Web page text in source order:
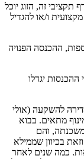
חודשי של כ- 3000 ₪. מעודף תקציבי זה, הזוג יוכל
ו/או להגדיל
ההכנסה הפנויה
יגדלו
להשקעה (אולי
מתאים. בבוא
והם
בכיוון שממילא
כמה שנים לאחר